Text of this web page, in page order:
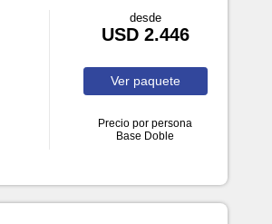
desde
USD 2.446
Ver paquete
Precio por persona
Base Doble